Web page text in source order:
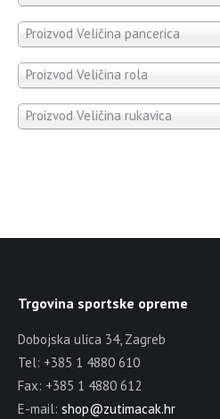
Proizvod Veličina pancerica
Proizvod Veličina rola
Proizvod Veličina rukavica
Trgovina sportske opreme
Dobojska ulica 34, Zagreb
Tel: +385 1 4880 610
Fax: +385 1 4880 612
E-mail: shop@zutimacak.hr